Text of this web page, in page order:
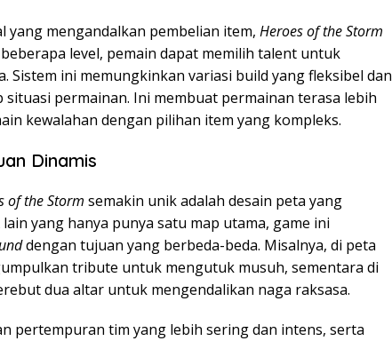
yang mengandalkan pembelian item, Heroes of the Storm
level, pemain dapat memilih talent untuk
Sistem ini memungkinkan variasi build yang fleksibel dan
permainan. Ini membuat permainan terasa lebih
kewalahan dengan pilihan item yang kompleks.
Dinamis
of the Storm semakin unik adalah desain peta yang
yang hanya punya satu map utama, game ini
dengan tujuan yang berbeda-beda. Misalnya, di peta
tribute untuk mengutuk musuh, sementara di
dua altar untuk mengendalikan naga raksasa.
pertempuran tim yang lebih sering dan intens, serta